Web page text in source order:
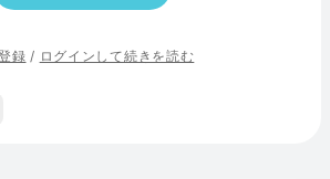
録 / ログインして続きを読む